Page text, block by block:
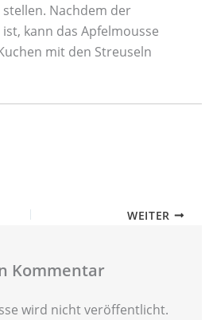
Nachdem der
kann das Apfelmousse
mit den Streuseln
WEITER
Kommentar
wird nicht veröffentlicht.